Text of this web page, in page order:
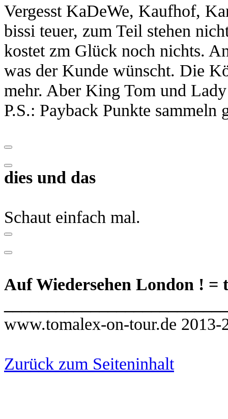
Vergesst KaDeWe, Kaufhof,
bissi teuer, zum Teil stehen
kostet zm Glück noch nichts.
was der Kunde wünscht. Die
mehr. Aber King Tom und
P.S.: Payback Punkte sammeln
dies und das
Schaut einfach mal.
Auf Wiedersehen London ! =
www.tomalex-on-tour.de 2013-
Zurück zum Seiteninhalt